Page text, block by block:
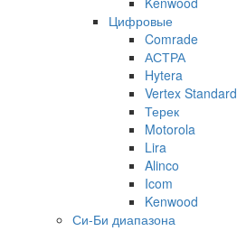
Цифровые
Comrade
АСТРА
Hytera
Vertex Standard
Терек
Motorola
Lira
Alinco
Icom
Kenwood
Си-Би диапазона